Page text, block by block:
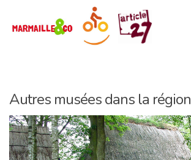
Autres musées dans la région